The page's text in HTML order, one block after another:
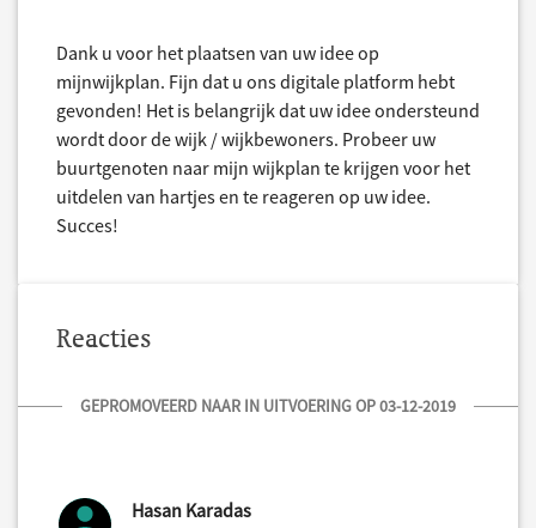
Dank u voor het plaatsen van uw idee op
mijnwijkplan. Fijn dat u ons digitale platform hebt
gevonden! Het is belangrijk dat uw idee ondersteund
wordt door de wijk / wijkbewoners. Probeer uw
buurtgenoten naar mijn wijkplan te krijgen voor het
uitdelen van hartjes en te reageren op uw idee.
Succes!
Reacties
GEPROMOVEERD NAAR IN UITVOERING OP 03-12-2019
Hasan Karadas